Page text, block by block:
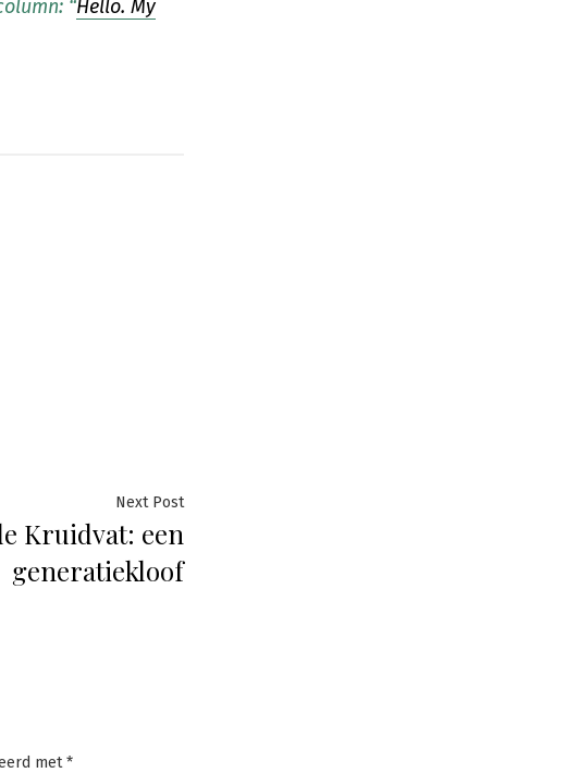
“Hello. My
Next PostNext
Kruidvat: een
generatiekloof
met*